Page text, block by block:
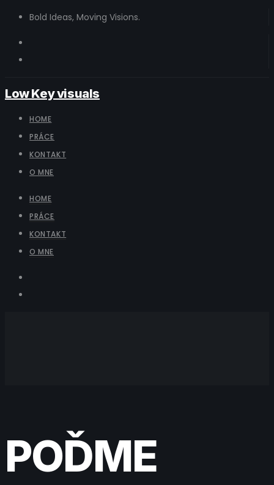
Bold Ideas, Moving Visions.
Low Key visuals
HOME
PRÁCE
KONTAKT
O MNE
HOME
PRÁCE
KONTAKT
O MNE
POĎME